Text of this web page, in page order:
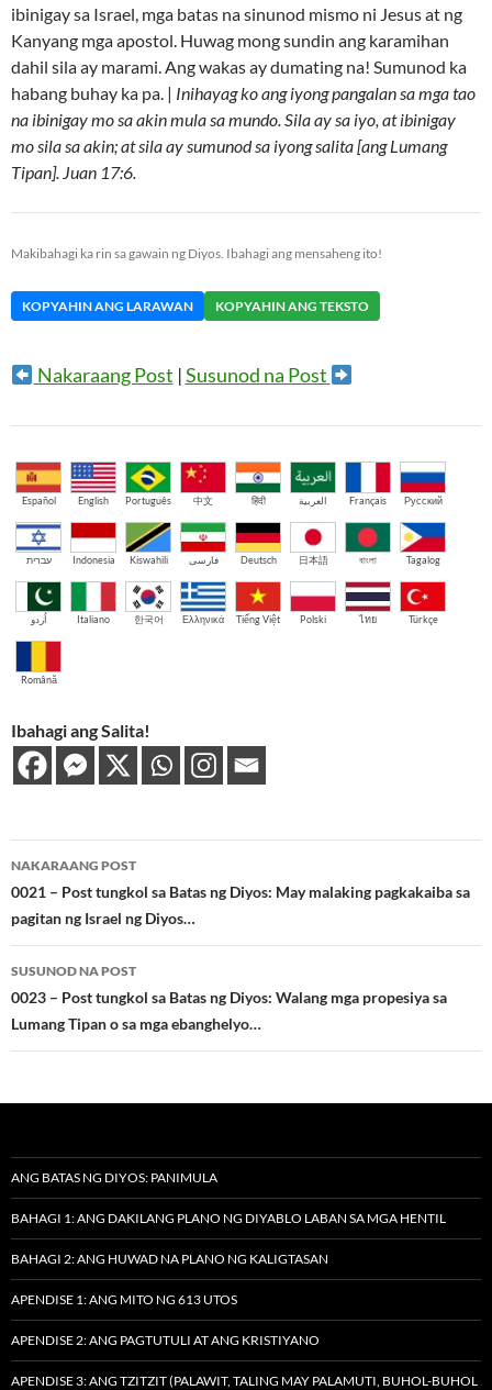
ibinigay sa Israel, mga batas na sinunod mismo ni Jesus at ng
Kanyang mga apostol. Huwag mong sundin ang karamihan
dahil sila ay marami. Ang wakas ay dumating na! Sumunod ka
habang buhay ka pa. | Inihayag ko ang iyong pangalan sa mga tao
na ibinigay mo sa akin mula sa mundo. Sila ay sa iyo, at ibinigay
mo sila sa akin; at sila ay sumunod sa iyong salita [ang Lumang
Tipan]. Juan 17:6.
Makibahagi ka rin sa gawain ng Diyos. Ibahagi ang mensaheng ito!
KOPYAHIN ANG LARAWAN KOPYAHIN ANG TEKSTO
Nakaraang Post |Susunod na Post
Español English Português 中文 हिंदी العربية Français Русский
עברית Indonesia Kiswahili فارسی Deutsch 日本語 বাংলা Tagalog
اُردو Italiano 한국어 Ελληνικά Tiếng Việt Polski ไทย Türkçe
Română
Ibahagi ang Salita!
Post
navigation
NAKARAANG POST
0021 – Post tungkol sa Batas ng Diyos: May malaking pagkakaiba sa
pagitan ng Israel ng Diyos…
SUSUNOD NA POST
0023 – Post tungkol sa Batas ng Diyos: Walang mga propesiya sa
Lumang Tipan o sa mga ebanghelyo…
ANG BATAS NG DIYOS: PANIMULA
BAHAGI 1: ANG DAKILANG PLANO NG DIYABLO LABAN SA MGA HENTIL
BAHAGI 2: ANG HUWAD NA PLANO NG KALIGTASAN
APENDISE 1: ANG MITO NG 613 UTOS
APENDISE 2: ANG PAGTUTULI AT ANG KRISTIYANO
APENDISE 3: ANG TZITZIT (PALAWIT, TALING MAY PALAMUTI, BUHOL-BUHOL